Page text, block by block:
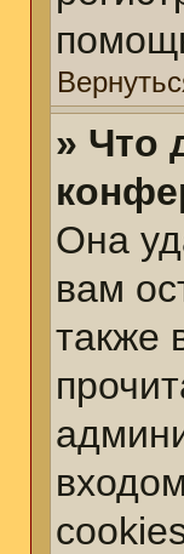
» Что
Она
вам
также